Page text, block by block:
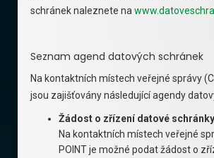
schránek naleznete na
Seznam agend datových schránek
Na kontaktních místech veřejné správy
jsou zajišťovány následující agendy
Žádost o zřízení datové schránky
Na kontaktních místech veřejné
POINT je možné podat žádost o